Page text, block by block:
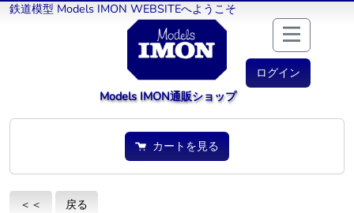
鉄道模型 Models IMON WEBSITEへようこそ
ログイン
Models IMON通販ショップ
カートを見る
＜＜ 戻る